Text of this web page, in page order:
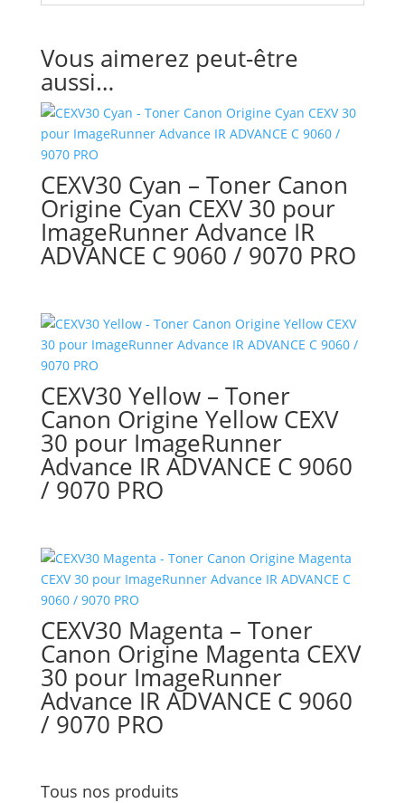
Vous aimerez peut-être
aussi…
CEXV30 Cyan – Toner Canon
Origine Cyan CEXV 30 pour
ImageRunner Advance IR
ADVANCE C 9060 / 9070 PRO
CEXV30 Yellow – Toner
Canon Origine Yellow CEXV
30 pour ImageRunner
Advance IR ADVANCE C 9060
/ 9070 PRO
CEXV30 Magenta – Toner
Canon Origine Magenta CEXV
30 pour ImageRunner
Advance IR ADVANCE C 9060
/ 9070 PRO
Tous nos produits